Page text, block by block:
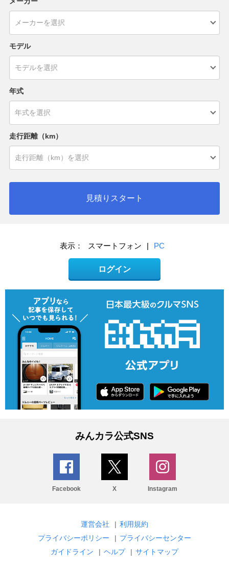
モデル
年式
走行距離（km）
見積りスタート
表示： スマートフォン | PC
ログイン
みんカラ公式SNS
Facebook X Instagram
運営会社 | 利用規約
プライバシーポリシー
| プライバシーセンター
ガイドライン
| ヘルプ | サイトマップ